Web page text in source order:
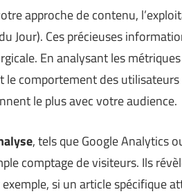
approche de contenu,
Jour). Ces précieuses
En analysant les
le comportement des
le plus avec votre audience.
, tels que Google Analytics
comptage de visiteurs. Ils
si un article spécifique